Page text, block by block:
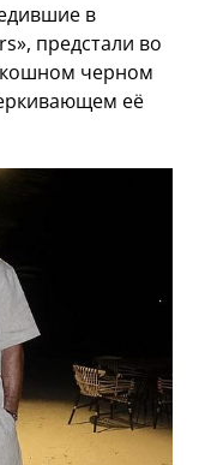
в
предстали во
черном
её